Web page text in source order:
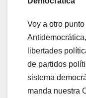
Voy a otro
libertades
de partidos
sistema
manda nuestra